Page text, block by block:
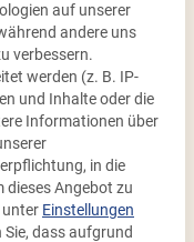
Toast mit
Familie
auf unserer
andere uns
verbessern.
werden (z. B. IP-
und Inhalte oder die
Informationen über
in die
dieses Angebot zu
unter Einstellungen
dass aufgrund